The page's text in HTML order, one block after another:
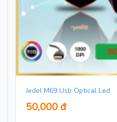
Jedel M69 Usb Optical Led
50,000 đ